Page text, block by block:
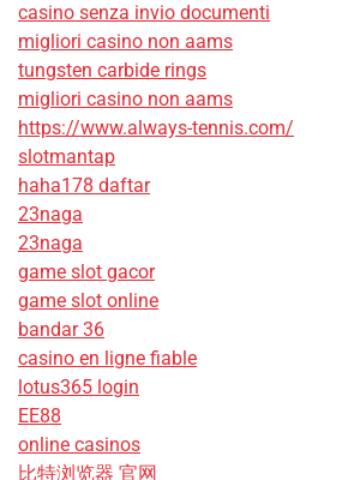
casino senza invio documenti
migliori casino non aams
tungsten carbide rings
migliori casino non aams
https://www.always-tennis.com/
slotmantap
haha178 daftar
23naga
23naga
game slot gacor
game slot online
bandar 36
casino en ligne fiable
lotus365 login
EE88
online casinos
比特浏览器 官网